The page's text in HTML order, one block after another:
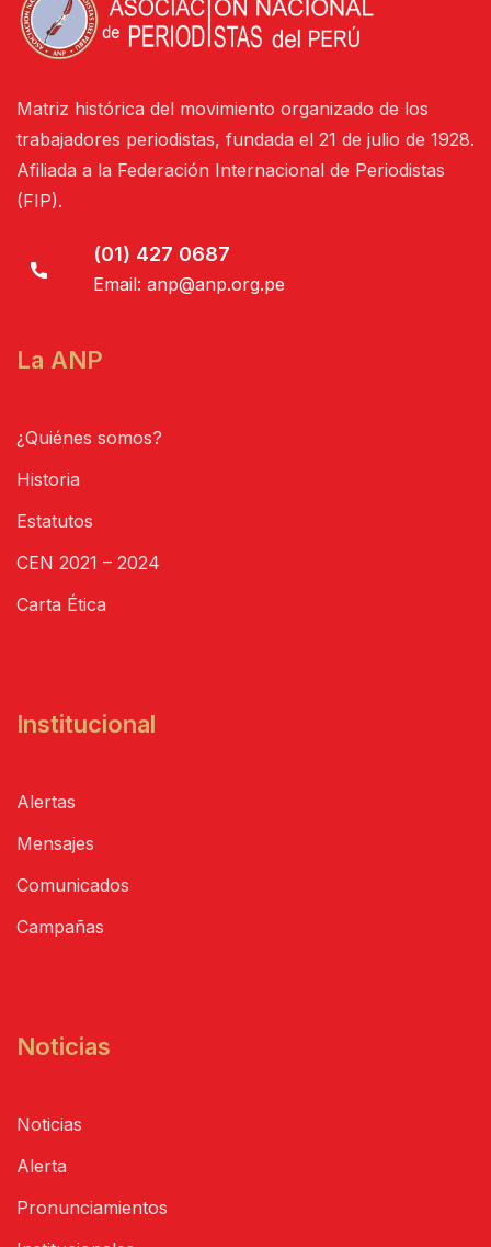
Matriz histórica del movimiento organizado de los
trabajadores periodistas, fundada el 21 de julio de 1928.
Afiliada a la Federación Internacional de Periodistas
(FIP).
(01) 427 0687
Email: anp@anp.org.pe
La ANP
¿Quiénes somos?
Historia
Estatutos
CEN 2021 – 2024
Carta Ética
Institucional
Alertas
Mensajes
Comunicados
Campañas
Noticias
Noticias
Alerta
Pronunciamientos